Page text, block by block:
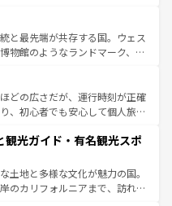
、多彩な楽しみ方が可能だ。さ
魅力が溢れており、どの街角に
いている。パリ以外の個性あふ
歩いても飽きることがない。ベ
エルン州のアルプスの絶景、そ
畑といった風景は必見。ビール
ほしい。 なお、新着の
覧を参照してほしい。
と最先端が共存する国。ウェス
物館のようなランドマーク、歴
る。また、優雅なアフタヌーン
まらない英国パブ、サッカー観
きる体験も豊富。イギリスを旅
。
どの広さだが、運行時刻が正確
、初心者でも安心して個人旅行
、スイスならではのユニークな
光だけでなく町歩きも満喫する
が高いため物価も高いが、旅行
ービスもあり、うまく活用すれ
観光ガイド・有名観光スポ
土地と多様な文化が魅力の国。
のカリフォルニアまで、訪れる